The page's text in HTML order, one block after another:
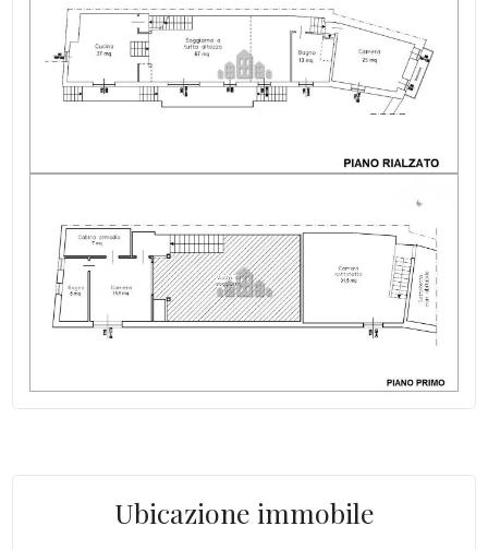
Indip su lati: 3 lati
Ristrutturazione: da completare
Stato del tetto: buono
Spese Riscaldamento/anno: autonomo
Ubicazione immobile